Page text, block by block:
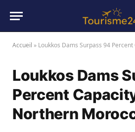
Accueil » Loukkos Dams Surpass 94 Percent
Loukkos Dams
Percent
Northern